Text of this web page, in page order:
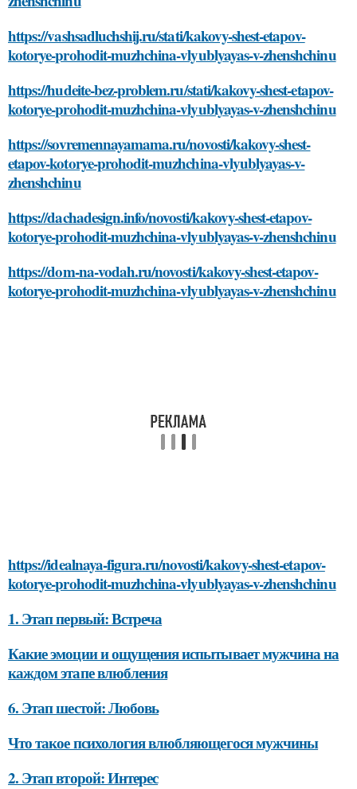
https://vashsadluchshij.ru/stati/kakovy-shest-etapov-
kotorye-prohodit-muzhchina-vlyublyayas-v-zhenshchinu
https://hudeite-bez-problem.ru/stati/kakovy-shest-etapov-
kotorye-prohodit-muzhchina-vlyublyayas-v-zhenshchinu
https://sovremennayamama.ru/novosti/kakovy-shest-
etapov-kotorye-prohodit-muzhchina-vlyublyayas-v-
zhenshchinu
https://dachadesign.info/novosti/kakovy-shest-etapov-
kotorye-prohodit-muzhchina-vlyublyayas-v-zhenshchinu
https://dom-na-vodah.ru/novosti/kakovy-shest-etapov-
kotorye-prohodit-muzhchina-vlyublyayas-v-zhenshchinu
https://idealnaya-figura.ru/novosti/kakovy-shest-etapov-
kotorye-prohodit-muzhchina-vlyublyayas-v-zhenshchinu
1. Этап первый: Встреча
Какие эмоции и ощущения испытывает мужчина на
каждом этапе влюбления
6. Этап шестой: Любовь
Что такое психология влюбляющегося мужчины
2. Этап второй: Интерес